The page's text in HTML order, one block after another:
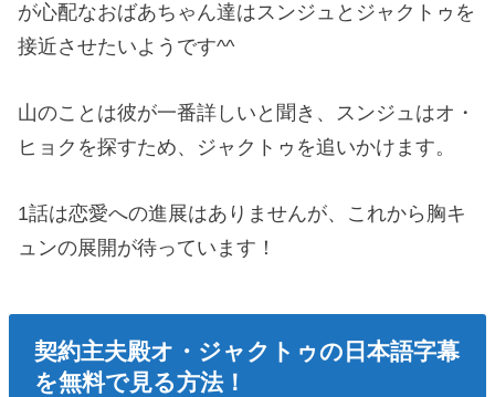
が心配なおばあちゃん達はスンジュとジャクトゥを
接近させたいようです^^
山のことは彼が一番詳しいと聞き、スンジュはオ・
ヒョクを探すため、ジャクトゥを追いかけます。
1話は恋愛への進展はありませんが、これから胸キ
ュンの展開が待っています！
契約主夫殿オ・ジャクトゥの日本語字幕
を無料で見る方法！